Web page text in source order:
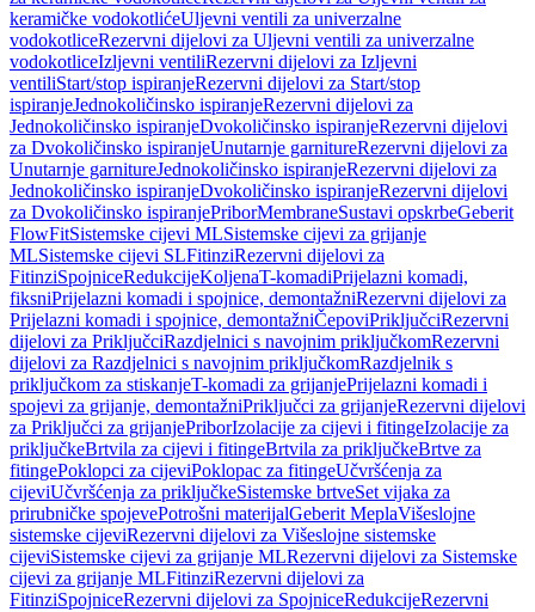
keramičke vodokotlićeUljevni ventili za univerzalne
vodokotliceRezervni dijelovi za Uljevni ventili za univerzalne
vodokotliceIzljevni ventiliRezervni dijelovi za Izljevni
ventiliStart/stop ispiranjeRezervni dijelovi za Start/stop
ispiranjeJednokoličinsko ispiranjeRezervni dijelovi za
Jednokoličinsko ispiranjeDvokoličinsko ispiranjeRezervni dijelovi
za Dvokoličinsko ispiranjeUnutarnje garnitureRezervni dijelovi za
Unutarnje garnitureJednokoličinsko ispiranjeRezervni dijelovi za
Jednokoličinsko ispiranjeDvokoličinsko ispiranjeRezervni dijelovi
za Dvokoličinsko ispiranjePriborMembraneSustavi opskrbeGeberit
FlowFitSistemske cijevi MLSistemske cijevi za grijanje
MLSistemske cijevi SLFitinziRezervni dijelovi za
FitinziSpojniceRedukcijeKoljenaT-komadiPrijelazni komadi,
fiksniPrijelazni komadi i spojnice, demontažniRezervni dijelovi za
Prijelazni komadi i spojnice, demontažniČepoviPriključciRezervni
dijelovi za PriključciRazdjelnici s navojnim priključkomRezervni
dijelovi za Razdjelnici s navojnim priključkomRazdjelnik s
priključkom za stiskanjeT-komadi za grijanjePrijelazni komadi i
spojevi za grijanje, demontažniPriključci za grijanjeRezervni dijelovi
za Priključci za grijanjePriborIzolacije za cijevi i fitingeIzolacije za
priključkeBrtvila za cijevi i fitingeBrtvila za priključkeBrtve za
fitingePoklopci za cijeviPoklopac za fitingeUčvršćenja za
cijeviUčvršćenja za priključkeSistemske brtveSet vijaka za
prirubničke spojevePotrošni materijalGeberit MeplaVišeslojne
sistemske cijeviRezervni dijelovi za Višeslojne sistemske
cijeviSistemske cijevi za grijanje MLRezervni dijelovi za Sistemske
cijevi za grijanje MLFitinziRezervni dijelovi za
FitinziSpojniceRezervni dijelovi za SpojniceRedukcijeRezervni